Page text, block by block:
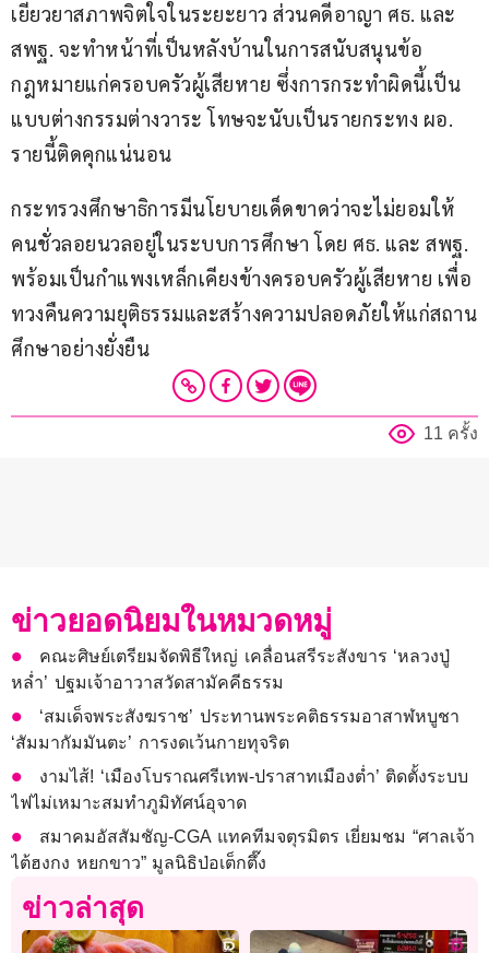
เยียวยาสภาพจิตใจในระยะยาว ส่วนคดีอาญา ศธ. และ
สพฐ. จะทำหน้าที่เป็นหลังบ้านในการสนับสนุนข้อ
กฎหมายแก่ครอบครัวผู้เสียหาย ซึ่งการกระทำผิดนี้เป็น
แบบต่างกรรมต่างวาระ โทษจะนับเป็นรายกระทง ผอ.
รายนี้ติดคุกแน่นอน
กระทรวงศึกษาธิการมีนโยบายเด็ดขาดว่าจะไม่ยอมให้
คนชั่วลอยนวลอยู่ในระบบการศึกษา โดย ศธ. และ สพฐ.
พร้อมเป็นกำแพงเหล็กเคียงข้างครอบครัวผู้เสียหาย เพื่อ
ทวงคืนความยุติธรรมและสร้างความปลอดภัยให้แก่สถาน
ศึกษาอย่างยั่งยืน
11 ครั้ง
ข่าวยอดนิยมในหมวดหมู่
คณะศิษย์เตรียมจัดพิธีใหญ่ เคลื่อนสรีระสังขาร ‘หลวงปู่
หล่ำ’ ปฐมเจ้าอาวาสวัดสามัคคีธรรม
‘สมเด็จพระสังฆราช’ ประทานพระคติธรรมอาสาฬหบูชา
‘สัมมากัมมันตะ’ การงดเว้นกายทุจริต
งามไส้! ‘เมืองโบราณศรีเทพ-ปราสาทเมืองต่ำ’ ติดตั้งระบบ
ไฟไม่เหมาะสมทำภูมิทัศน์อุจาด
สมาคมอัสสัมชัญ-CGA แทคทีมจตุรมิตร เยี่ยมชม “ศาลเจ้า
ไต้ฮงกง หยกขาว” มูลนิธิป่อเต็กตึ๊ง
ข่าวล่าสุด